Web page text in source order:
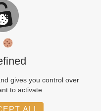
gives you control over
to activate
ALL